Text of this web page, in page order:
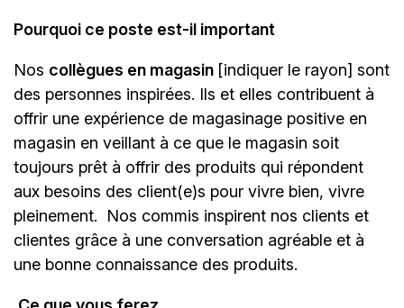
Pourquoi ce poste est-il important
Nos collègues en magasin [indiquer le rayon] sont
des personnes inspirées. Ils et elles contribuent à
offrir une expérience de magasinage positive en
magasin en veillant à ce que le magasin soit
toujours prêt à offrir des produits qui répondent
aux besoins des client(e)s pour vivre bien, vivre
pleinement. Nos commis inspirent nos clients et
clientes grâce à une conversation agréable et à
une bonne connaissance des produits.